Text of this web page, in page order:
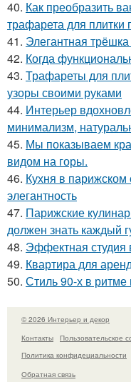
40. Как преобразить
трафарета для плитки
41. Элегантная
42. Когда
43. Трафареты для
узоры своими руками
44. Интерьер
минимализм,
45. Мы показываем
видом на горы.
46. Кухня в парижском
элегантность
47. Парижские
должен знать каждый
48. Эффектная студия
49. Квартира для
50. Стиль 90-х в ритме
© 2026 Интерьер и декор
Контакты
Пользовательское
Политика конфидециальности
Обратная связь